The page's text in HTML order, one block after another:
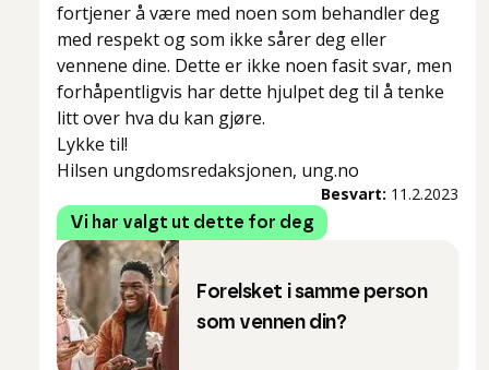
fortjener å være med noen som behandler deg
med respekt og som ikke sårer deg eller
vennene dine. Dette er ikke noen fasit svar, men
forhåpentligvis har dette hjulpet deg til å tenke
litt over hva du kan gjøre.
Lykke til!
Hilsen ungdomsredaksjonen, ung.no
Besvart: 11.2.2023
Vi har valgt ut dette for deg
Forelsket i samme person
som vennen din?